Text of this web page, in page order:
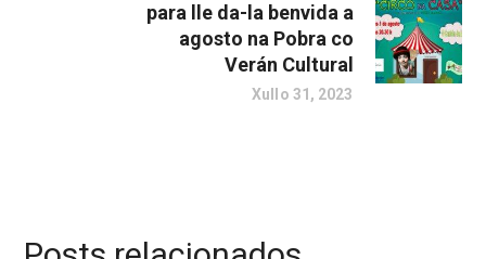
para lle da-la benvida a
agosto na Pobra co
Verán Cultural
Xullo 31, 2023